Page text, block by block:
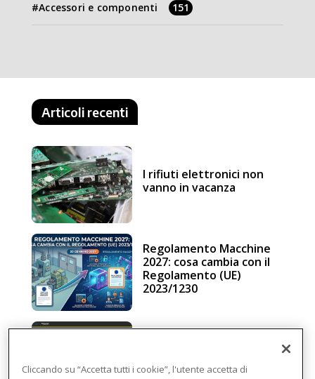
Accessori e componenti 151
Articoli recenti
I rifiuti elettronici non
vanno in vacanza
Regolamento Macchine
2027: cosa cambia con il
Regolamento (UE)
2023/1230
intelligenza in cloud
Cliccando su “Accetta tutti i cookie”, l'utente accetta di